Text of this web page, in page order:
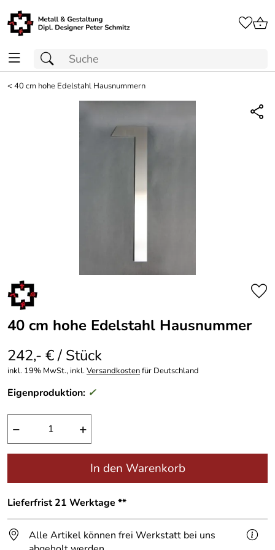
<40 cm hohe Edelstahl Hausnummern
40 cm hohe Edelstahl Hausnummer
242,- € / Stück
inkl. 19% MwSt., inkl.Versandkostenfür Deutschland
Eigenproduktion: ✓
− +
In den Warenkorb
Lieferfrist 21 Werktage **
Alle Artikel können frei Werkstatt bei uns